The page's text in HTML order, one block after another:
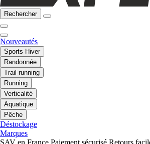
Rechercher
Nouveautés
Sports Hiver
Randonnée
Trail running
Running
Verticalité
Aquatique
Pêche
Déstockage
Marques
SAV en France Paiement sécurisé Retours